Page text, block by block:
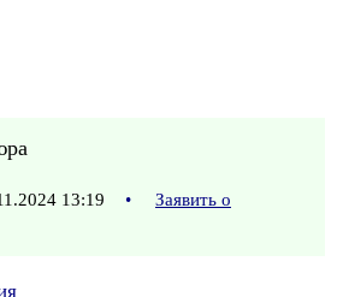
13:19 •
Заявить о